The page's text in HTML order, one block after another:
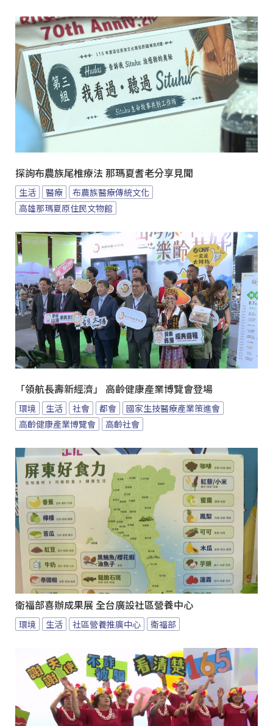
探詢布農族尾椎療法 那瑪夏耆老分享見聞
生活 醫療
布農族醫療傳統文化
高雄那瑪夏原住民文物館
「領航長壽新經濟」 高齡健康產業博覽會登場
環境 生活 社會 都會
國家生技醫療產業策進會
高齡健康產業博覽會
高齡社會
衛福部喜辦成果展 全台廣設社區營養中心
環境 生活 社區營養推廣中心 衛福部